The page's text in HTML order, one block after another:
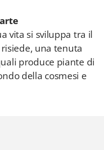
arte
vita si sviluppa tra il
una tenuta
produce piante di
della cosmesi e